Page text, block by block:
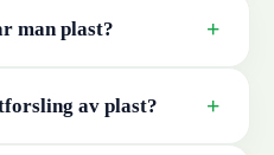
man plast? +
av plast? +